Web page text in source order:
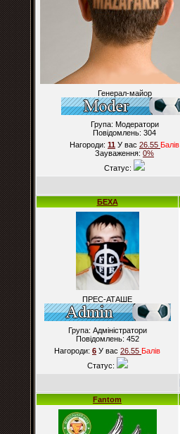
Генерал-майор
Група: Модератори
Повідомлень: 304
Нагороди: 11 У вас 26.55 Балiв
Зауваження: 0%
Статус:
БЕХА
ПРЕС-АТАШЕ
Група: Адміністратори
Повідомлень: 452
Нагороди: 6 У вас 26.55 Балiв
Статус:
Fantom